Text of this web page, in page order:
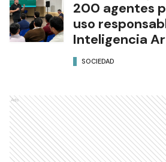
200 agentes
uso
Inteligencia
SOCIEDAD
Ads